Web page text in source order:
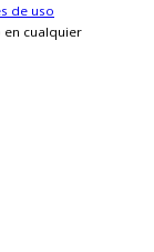
de uso
en cualquier